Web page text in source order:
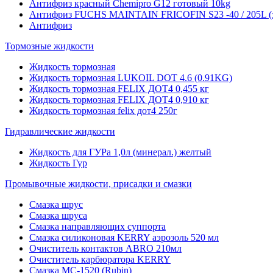
Антифриз красный Chemipro G12 готовый 10kg
Антифриз FUCHS MAINTAIN FRICOFIN S23 -40 / 205L
Антифриз
Тормозные жидкости
Жидкость тормозная
Жидкость тормозная LUKOIL DOT 4.6 (0.91KG)
Жидкость тормозная FELIX ДОТ4 0,455 кг
Жидкость тормозная FELIX ДОТ4 0,910 кг
Жидкость тормозная felix дот4 250г
Гидравлические жидкости
Жидкость для ГУРа 1,0л (минерал.) желтый
Жидкость Гур
Промывочные жидкости, присадки и смазки
Смазка шрус
Смазка шруса
Смазка направляющих суппорта
Смазка силиконовая KERRY аэрозоль 520 мл
Очиститель контактов ABRO 210мл
Очиститель карбюратора KERRY
Смазка МС-1520 (Rubin)